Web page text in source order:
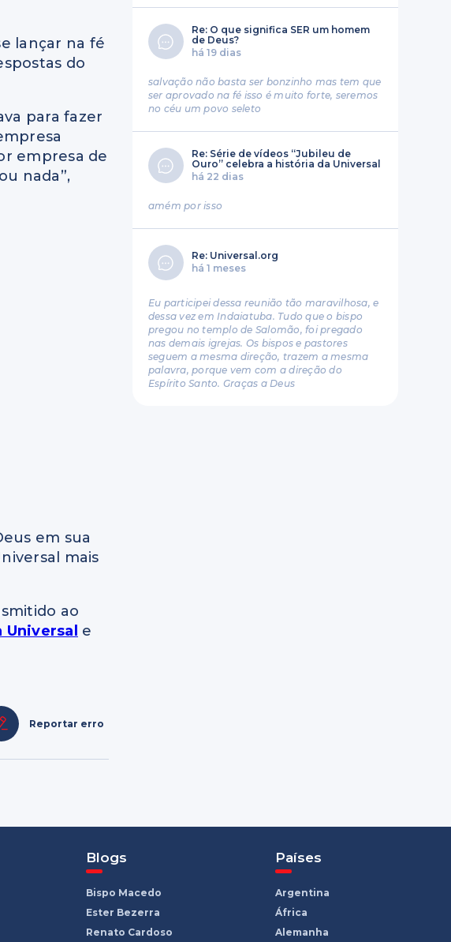
lançar na fé
do
para fazer
empresa de
nada”,
em sua
mais
ao
Universal e
Reportar erro
Re: O que significa SER um homem
de Deus?
há 19 dias
salvação não basta ser bonzinho mas tem que
ser aprovado na fé isso é muito forte, seremos
no céu um povo seleto
Re: Série de vídeos “Jubileu de
Ouro” celebra a história da Universal
há 22 dias
amém por isso
Re: Universal.org
há 1 meses
Eu participei dessa reunião tão maravilhosa, e
dessa vez em Indaiatuba. Tudo que o bispo
pregou no templo de Salomão, foi pregado
nas demais igrejas. Os bispos e pastores
seguem a mesma direção, trazem a mesma
palavra, porque vem com a direção do
Espírito Santo. Graças a Deus
Blogs
Bispo Macedo
Ester Bezerra
Renato Cardoso
Países
Argentina
África
Alemanha